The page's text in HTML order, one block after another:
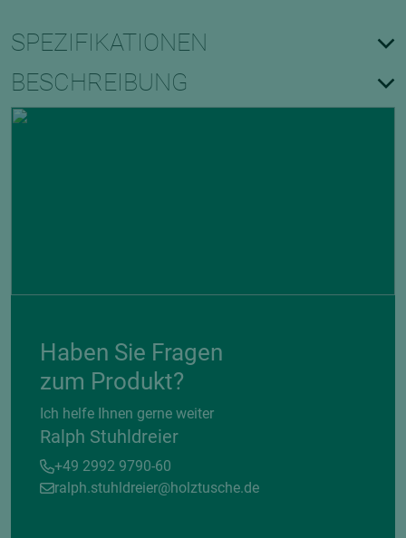
SPEZIFIKATIONEN
BESCHREIBUNG
Haben Sie Fragen
zum Produkt?
Ich helfe Ihnen gerne weiter
Ralph Stuhldreier
+49 2992 9790-60
ralph.stuhldreier@holztusche.de